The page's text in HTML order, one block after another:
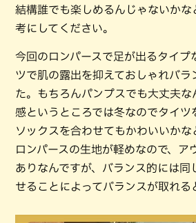
結構誰でも楽しめるんじゃないかな
考にしてください。
今回のロンパースで足が出るタイプ
ツで肌の露出を抑えておしゃれバラ
た。もちろんパンプスでも大丈夫な
感というところでは冬なのでタイツ
ソックスを合わせてもかわいいかな
ロンパースの生地が軽めなので、ア
ありなんですが、バランス的には同
せることによってバランスが取れる